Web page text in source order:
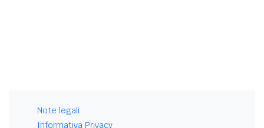
Note legali
Informativa Privacy